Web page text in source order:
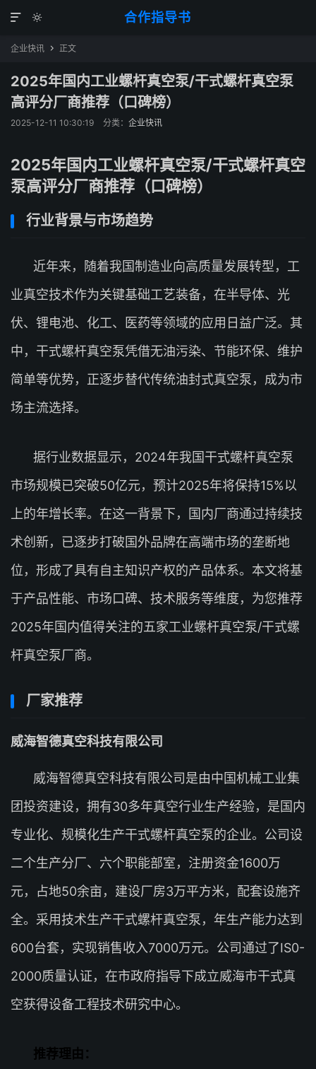
合作指导书


企业快讯  正文
2025年国内工业螺杆真空泵/干式螺杆真空泵
高评分厂商推荐（口碑榜）
2025-12-11 10:30:19 分类： 企业快讯
2025年国内工业螺杆真空泵/干式螺杆真空
泵高评分厂商推荐（口碑榜）
行业背景与市场趋势
近年来，随着我国制造业向高质量发展转型，工
业真空技术作为关键基础工艺装备，在半导体、光
伏、锂电池、化工、医药等领域的应用日益广泛。其
中，干式螺杆真空泵凭借无油污染、节能环保、维护
简单等优势，正逐步替代传统油封式真空泵，成为市
场主流选择。
据行业数据显示，2024年我国干式螺杆真空泵
市场规模已突破50亿元，预计2025年将保持15%以
上的年增长率。在这一背景下，国内厂商通过持续技
术创新，已逐步打破国外品牌在高端市场的垄断地
位，形成了具有自主知识产权的产品体系。本文将基
于产品性能、市场口碑、技术服务等维度，为您推荐
2025年国内值得关注的五家工业螺杆真空泵/干式螺
杆真空泵厂商。
厂家推荐
威海智德真空科技有限公司
威海智德真空科技有限公司是由中国机械工业集
团投资建设，拥有30多年真空行业生产经验，是国内
专业化、规模化生产干式螺杆真空泵的企业。公司设
二个生产分厂、六个职能部室，注册资金1600万
元，占地50余亩，建设厂房3万平方米，配套设施齐
全。采用技术生产干式螺杆真空泵，年生产能力达到
600台套，实现销售收入7000万元。公司通过了IS0-
2000质量认证，在市政府指导下成立威海市干式真
空获得设备工程技术研究中心。
推荐理由：